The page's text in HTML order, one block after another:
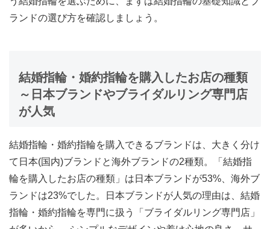
ランドの選び方を確認しましょう。
結婚指輪・婚約指輪を購入したお店の種類
～日本ブランドやブライダルリング専門店
が人気
結婚指輪・婚約指輪を購入できるブランドは、大きく分け
て日本(国内)ブランドと海外ブランドの2種類。「結婚指
輪を購入したお店の種類」は 日本ブランドが53%、海外ブ
ランドは23%でした。日本ブランドが人気の理由は、 結婚
指輪・婚約指輪を専門に扱う「ブライダルリング専門店」